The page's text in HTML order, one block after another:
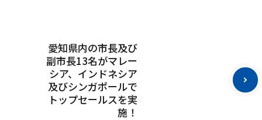
愛知県内の市長及び
副市長13名がマレー
シア、インドネシア
及びシンガポールで
トップセールスを実
施！